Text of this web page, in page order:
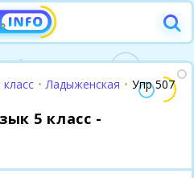
класс • Ладыженская • Упр 507
5 класс -